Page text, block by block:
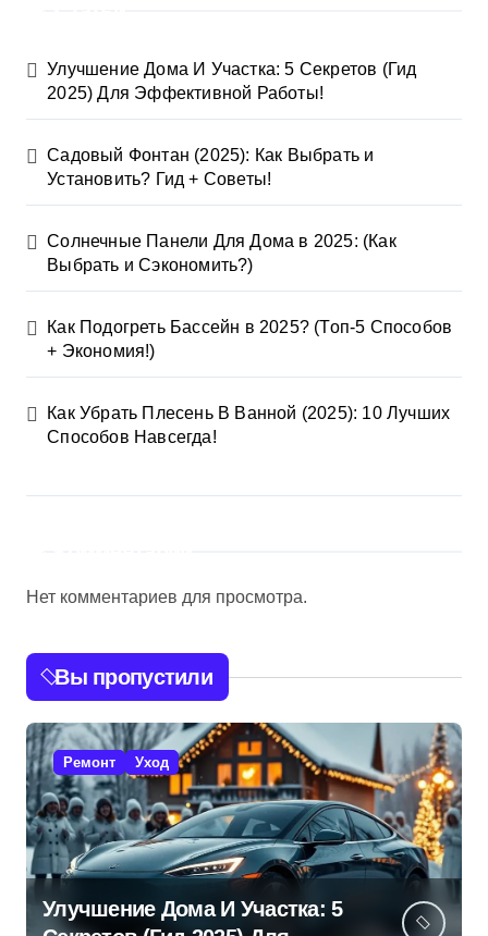
Улучшение Дома И Участка: 5 Секретов (Гид
2025) Для Эффективной Работы!
Садовый Фонтан (2025): Как Выбрать и
Установить? Гид + Советы!
Солнечные Панели Для Дома в 2025: (Как
Выбрать и Сэкономить?)
Как Подогреть Бассейн в 2025? (Топ-5 Способов
+ Экономия!)
Как Убрать Плесень В Ванной (2025): 10 Лучших
Способов Навсегда!
Нет комментариев для просмотра.
Вы пропустили
Ремонт Уход
Улучшение Дома И Участка: 5